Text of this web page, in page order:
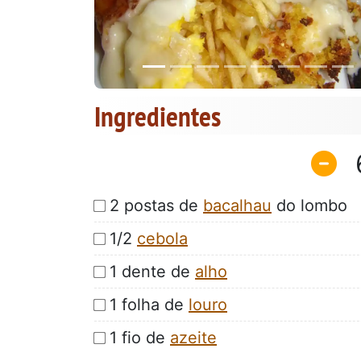
Ingredientes
2 postas de bacalhau do lombo
1/2 cebola
1 dente de alho
1 folha de louro
1 fio de azeite